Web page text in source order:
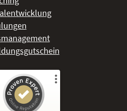
und Erfahrungen zu
eLearning Studieninstitut